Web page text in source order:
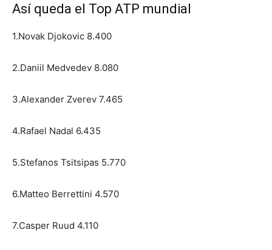
Así queda el Top ATP mundial
1.Novak Djokovic 8.400
2.Daniil Medvedev 8.080
3.Alexander Zverev 7.465
4.Rafael Nadal 6.435
5.Stefanos Tsitsipas 5.770
6.Matteo Berrettini 4.570
7.Casper Ruud 4.110